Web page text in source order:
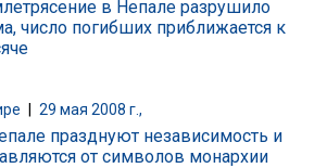
в Непале разрушило
число погибших приближается к
29 мая 2008 г.,
празднуют независимость и
от символов монархии